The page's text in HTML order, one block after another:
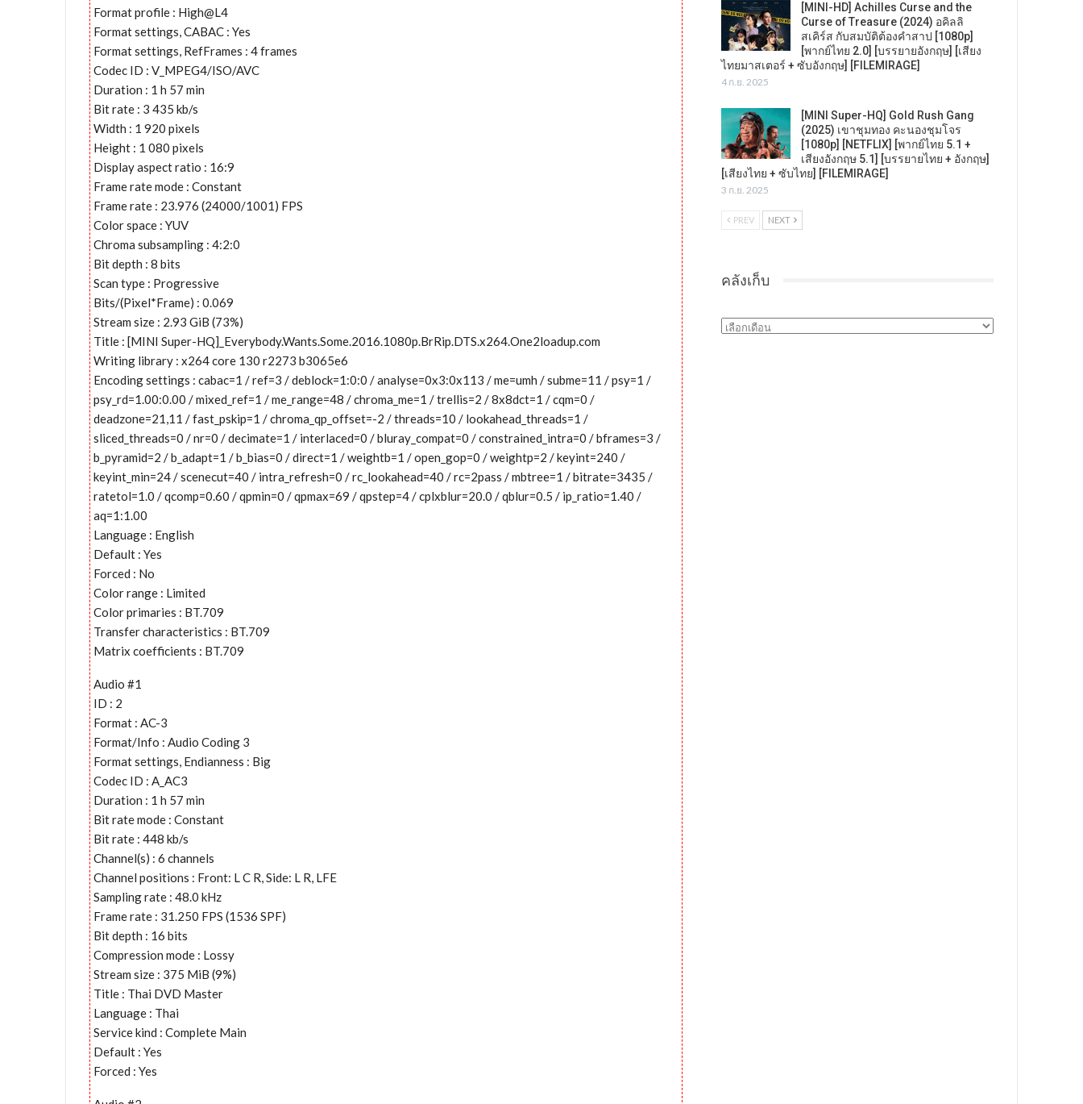
Format profile : High@L4
Format settings, CABAC : Yes
Format settings, RefFrames : 4 frames
Codec ID : V_MPEG4/ISO/AVC
Duration : 1 h 57 min
Bit rate : 3 435 kb/s
Width : 1 920 pixels
Height : 1 080 pixels
Display aspect ratio : 16:9
Frame rate mode : Constant
Frame rate : 23.976 (24000/1001) FPS
Color space : YUV
Chroma subsampling : 4:2:0
Bit depth : 8 bits
Scan type : Progressive
Bits/(Pixel*Frame) : 0.069
Stream size : 2.93 GiB (73%)
Title : [MINI Super-HQ]_Everybody.Wants.Some.2016.1080p.BrRip.DTS.x264.One2loadup.com
Writing library : x264 core 130 r2273 b3065e6
Encoding settings : cabac=1 / ref=3 / deblock=1:0:0 / analyse=0x3:0x113 / me=umh / subme=11 / psy=1 /
psy_rd=1.00:0.00 / mixed_ref=1 / me_range=48 / chroma_me=1 / trellis=2 / 8x8dct=1 / cqm=0 /
deadzone=21,11 / fast_pskip=1 / chroma_qp_offset=-2 / threads=10 / lookahead_threads=1 /
sliced_threads=0 / nr=0 / decimate=1 / interlaced=0 / bluray_compat=0 / constrained_intra=0 / bframes=3 /
b_pyramid=2 / b_adapt=1 / b_bias=0 / direct=1 / weightb=1 / open_gop=0 / weightp=2 / keyint=240 /
keyint_min=24 / scenecut=40 / intra_refresh=0 / rc_lookahead=40 / rc=2pass / mbtree=1 / bitrate=3435 /
ratetol=1.0 / qcomp=0.60 / qpmin=0 / qpmax=69 / qpstep=4 / cplxblur=20.0 / qblur=0.5 / ip_ratio=1.40 /
aq=1:1.00
Language : English
Default : Yes
Forced : No
Color range : Limited
Color primaries : BT.709
Transfer characteristics : BT.709
Matrix coefficients : BT.709
Audio #1
ID : 2
Format : AC-3
Format/Info : Audio Coding 3
Format settings, Endianness : Big
Codec ID : A_AC3
Duration : 1 h 57 min
Bit rate mode : Constant
Bit rate : 448 kb/s
Channel(s) : 6 channels
Channel positions : Front: L C R, Side: L R, LFE
Sampling rate : 48.0 kHz
Frame rate : 31.250 FPS (1536 SPF)
Bit depth : 16 bits
Compression mode : Lossy
Stream size : 375 MiB (9%)
Title : Thai DVD Master
Language : Thai
Service kind : Complete Main
Default : Yes
Forced : Yes
[MINI-HD] Achilles Curse and the
Curse of Treasure (2024) อคิลลิ
สเคิร์ส กับสมบัติต้องคำสาป [1080p]
[พากย์ไทย 2.0] [บรรยายอังกฤษ] [เสียง
ไทยมาสเตอร์ + ซับอังกฤษ] [FILEMIRAGE]
4 ก.ย. 2025
[MINI Super-HQ] Gold Rush Gang
(2025) เขาชุมทอง คะนองชุมโจร
[1080p] [NETFLIX] [พากย์ไทย 5.1 +
เสียงอังกฤษ 5.1] [บรรยายไทย + อังกฤษ]
[เสียงไทย + ซับไทย] [FILEMIRAGE]
3 ก.ย. 2025
PREV NEXT
คลังเก็บ
คลัง